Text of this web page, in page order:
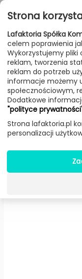
Przejdź do treści
Lampy
podłogowa
Strona
Lafaktoria Spółka
celem poprawienia
Wykorzystujemy pliki
reklam, tworzenia
reklam do potrzeb
informacje możemy
społecznościowym,
Dodatkowe
"polityce
Strona lafaktoria.pl
personalizacji